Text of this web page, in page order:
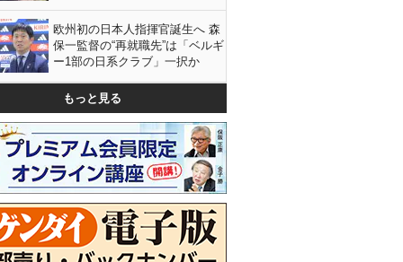
欧州初の日本人指揮官誕生へ 森
保一監督の“再就職先”は「ベルギ
ー1部の日系クラブ」一択か
もっと見る